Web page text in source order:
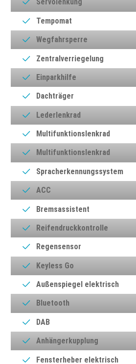
Servolenkung
Tempomat
Wegfahrsperre
Zentralverriegelung
Einparkhilfe
Dachträger
Lederlenkrad
Multifunktionslenkrad
Multifunktionslenkrad
Spracherkennungssystem
ACC
Bremsassistent
Reifendruckkontrolle
Regensensor
Keyless Go
Außenspiegel elektrisch
Bluetooth
DAB
Anhängerkupplung
Fensterheber elektrisch